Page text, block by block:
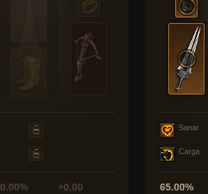
0.00% +0.00
Sanar
Carga
65.00%